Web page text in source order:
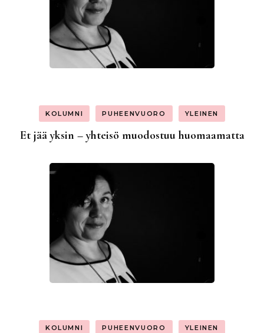
KOLUMNI PUHEENVUORO YLEINEN
Et jää yksin – yhteisö muodostuu huomaamatta
KOLUMNI PUHEENVUORO YLEINEN